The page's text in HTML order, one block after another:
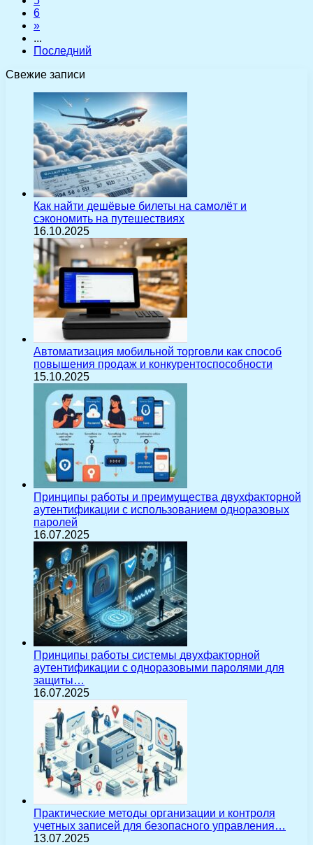
6
»
...
Последний
Свежие записи
Как найти дешёвые билеты на самолёт и
сэкономить на путешествиях
16.10.2025
Автоматизация мобильной торговли как способ
повышения продаж и конкурентоспособности
15.10.2025
Принципы работы и преимущества двухфакторной
аутентификации с использованием одноразовых
паролей
16.07.2025
Принципы работы системы двухфакторной
аутентификации с одноразовыми паролями для
защиты…
16.07.2025
Практические методы организации и контроля
учетных записей для безопасного управления…
13.07.2025